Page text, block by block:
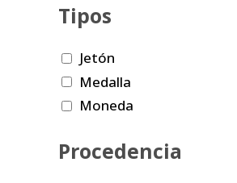
Tipos
Jetón
Medalla
Moneda
Procedencia